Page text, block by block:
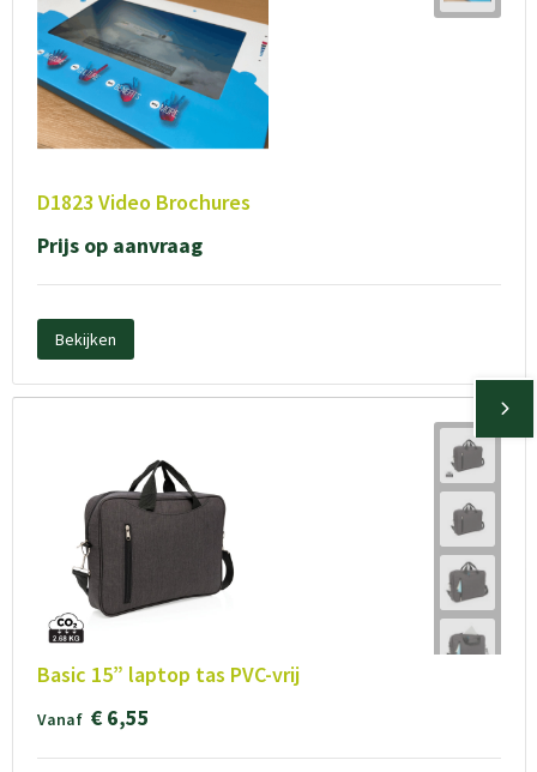
D1823 Video Brochures
Prijs op aanvraag
Bekijken
Basic 15” laptop tas PVC-vrij
Vanaf € 6,55